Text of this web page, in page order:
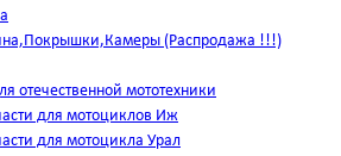
(Распродажа !!!)
отечественной мототехники
для мотоциклов Иж
для мотоцикла Урал